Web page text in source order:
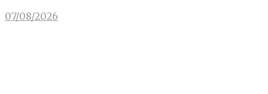
07/08/2026